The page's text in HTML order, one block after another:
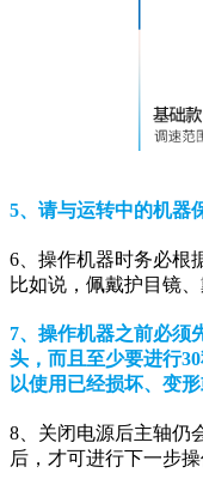
5、请与运转中的机器
6、操作机器时务必根
比如说，佩戴护目镜
7、操作机器之前必须
头，而且至少要进行
以使用已经损坏、变
8、关闭电源后主轴仍
后，才可进行下一步操